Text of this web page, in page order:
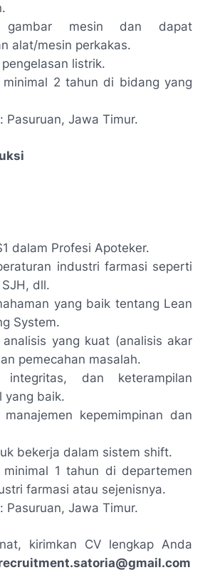
gambar mesin dan dapat
alat/mesin perkakas.
listrik.
minimal 2 tahun di bidang yang
Pasuruan, Jawa Timur.
dalam Profesi Apoteker.
industri farmasi seperti
SJH, dll.
yang baik tentang Lean
System.
analisis yang kuat (analisis akar
pemecahan masalah.
integritas, dan keterampilan
yang baik.
manajemen kepemimpinan dan
bekerja dalam sistem shift.
minimal 1 tahun di departemen
farmasi atau sejenisnya.
Pasuruan, Jawa Timur.
kirimkan CV lengkap Anda